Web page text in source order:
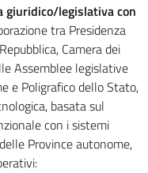
giuridico/legislativa con
tra Presidenza
Camera dei
Assemblee legislative
e Poligrafico dello Stato,
basata sul
con i sistemi
Province autonome,